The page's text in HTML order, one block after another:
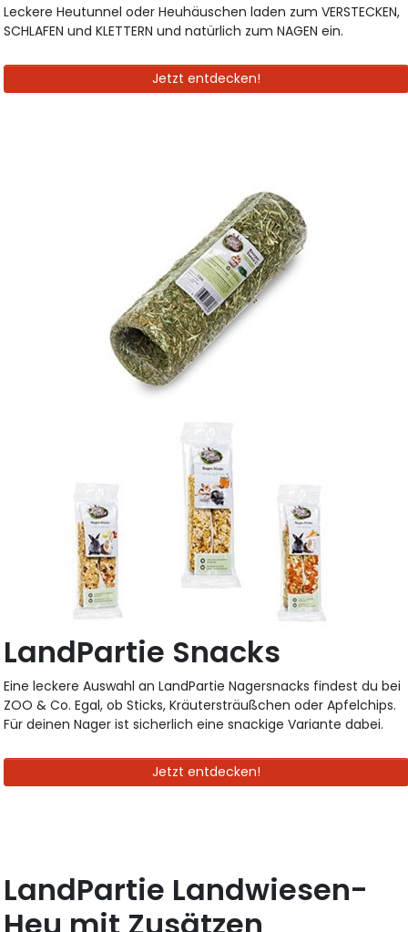
Leckere Heutunnel oder Heuhäuschen laden zum VERSTECKEN,
SCHLAFEN und KLETTERN und natürlich zum NAGEN ein.
Jetzt entdecken!
LandPartie Snacks
Eine leckere Auswahl an LandPartie Nagersnacks findest du bei
ZOO & Co. Egal, ob Sticks, Kräutersträußchen oder Apfelchips.
Für deinen Nager ist sicherlich eine snackige Variante dabei.
Jetzt entdecken!
LandPartie Landwiesen-